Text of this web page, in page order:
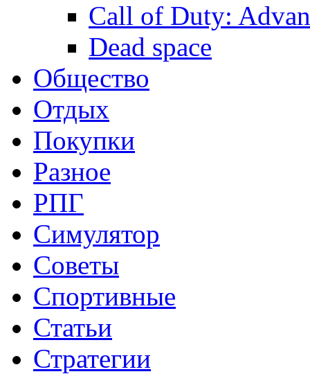
Call of Duty:
Dead space
Общество
Отдых
Покупки
Разное
РПГ
Симулятор
Советы
Спортивные
Статьи
Стратегии